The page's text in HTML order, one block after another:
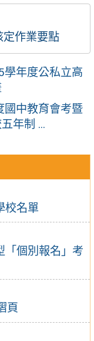
校名單
「個別報名」考
頁
作業要點
學年度公私立高
國中教育會考暨
年制 ...